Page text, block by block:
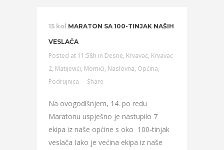
15 kol MARATON SA 100-TINJAK NAŠIH
VESLAČA
Posted at 11:58h in Desne, Krvavac, Krvavac
2, Matijevići, Momići, Naslovna, Općina,
Podrujnica
Share
Na ovogodišnjem, 14. po redu
Maratonu uspješno je nastupilo 7
ekipa iz naše općine s oko 100-tinjak
veslača Iako je većina ekipa iz naše